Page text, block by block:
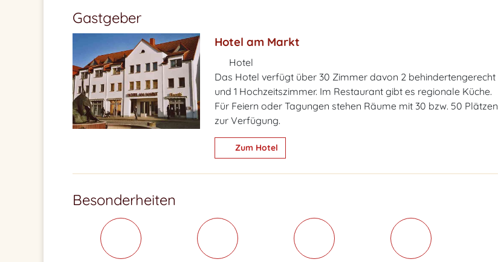
Gastgeber
Hotel am Markt
Hotel
Das Hotel verfügt über 30 Zimmer davon 2 behindertengerecht
und 1 Hochzeitszimmer. Im Restaurant gibt es regionale Küche.
Für Feiern oder Tagungen stehen Räume mit 30 bzw. 50 Plätzen
zur Verfügung.
Zum Hotel
Besonderheiten